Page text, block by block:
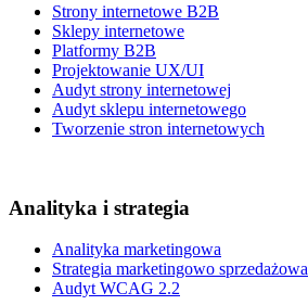
Strony internetowe B2B
Sklepy internetowe
Platformy B2B
Projektowanie UX/UI
Audyt strony internetowej
Audyt sklepu internetowego
Tworzenie stron internetowych
Analityka i strategia
Analityka marketingowa
Strategia marketingowo sprzedażowa
Audyt WCAG 2.2